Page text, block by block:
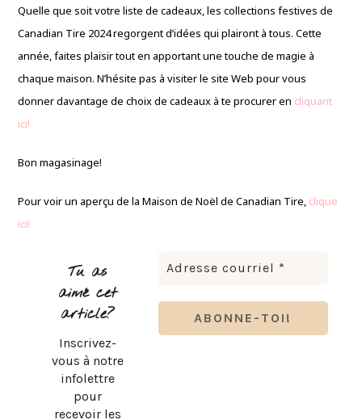
Quelle que soit votre liste de cadeaux, les collections festives de
Canadian Tire 2024 regorgent d’idées qui plairont à tous. Cette
année, faites plaisir tout en apportant une touche de magie à
chaque maison. N’hésite pas à visiter le site Web pour vous
donner davantage de choix de cadeaux à te procurer en cliquant
ici!
Bon magasinage!
Pour voir un aperçu de la Maison de Noël de Canadian Tire, clique
ici!
Tu as
aimé cet
article?
Inscrivez-
vous à notre
infolettre
pour
recevoir les